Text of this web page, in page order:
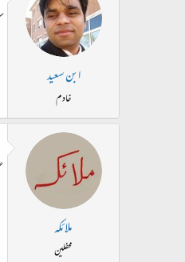
ابن سعید
خادم
ملائکہ
محفلین